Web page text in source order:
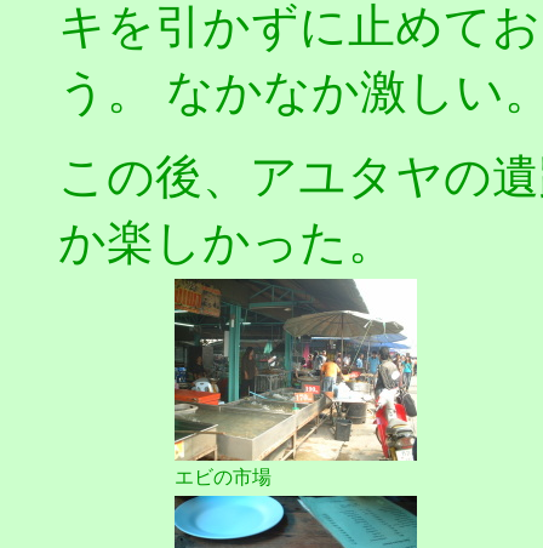
キを引かずに止めて
う。 なかなか激しい
この後、アユタヤの
か楽しかった。
エビの市場